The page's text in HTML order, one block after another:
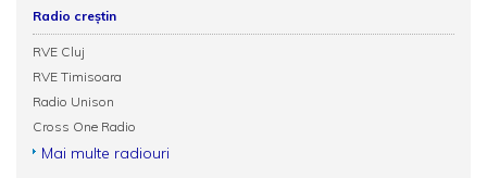
Radio creștin
RVE Cluj
RVE Timisoara
Radio Unison
Cross One Radio
Mai multe radiouri